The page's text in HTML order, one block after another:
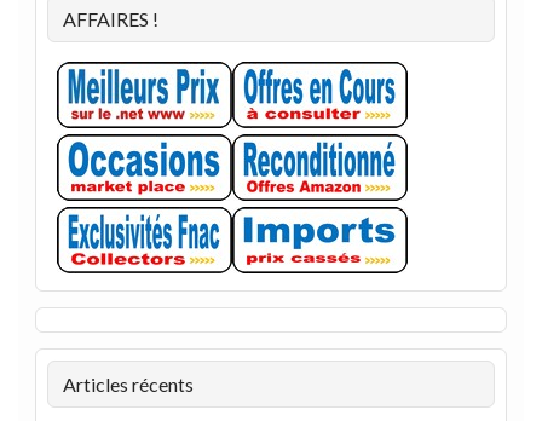
AFFAIRES !
Articles récents